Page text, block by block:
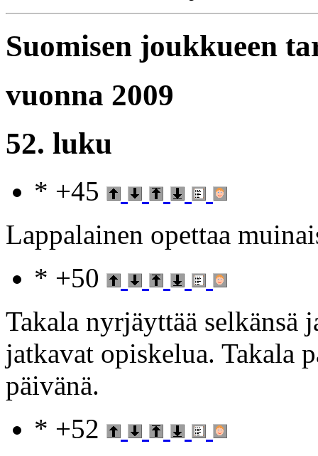
Suomisen joukkueen
vuonna 2009
52. luku
* +45
Lappalainen opettaa
* +50
Takala nyrjäyttää
jatkavat opiskelua. Takala
päivänä.
* +52